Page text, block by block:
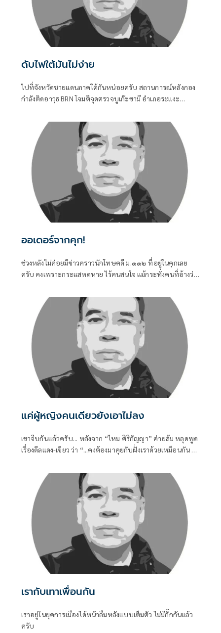
ดับไฟใต้มันไม่ง่าย
ไปที่จังหวัดชายแดนภาคใต้กันหน่อยครับ สถานการณ์หลังกอง
กำลังติดอาวุธ BRN โจมตีจุดตรวจบูเก๊ะซามี อำเภอระแงะ
ไม่สู้ดีเลยครับ
ออเดอร์จากคุก!
ช่วงหลังไม่ค่อยมีข่าวคราวนักโทษคดี ม.๑๑๒ ที่อยู่ในคุกเลย
ครับ คงเพราะกระแสหดหาย ไร้คนสนใจ แม้กระทั่งคนที่อ้างว่า
กลับเข้าไปในคุก
แค่ผู้หญิงคนเดียวยังเอาไม่ลง
เขาจีบกันแล้วครับ... หลังจาก “ไหม ศิริกัญญา” ค่ายส้ม หลุดพูด
เรื่องดีลแดง-เขียว ว่า “...คงต้องมาคุยกับฝั่งเราด้วยเหมือนกัน ไม่
ส้มก็รอเสียบอยู่
เรากับเทาเพื่อนกัน
เราอยู่ในยุคการเมืองได้หน้าลืมหลังแบบเต็มตัว ไม่มีกั๊กกันแล้ว
ครับ